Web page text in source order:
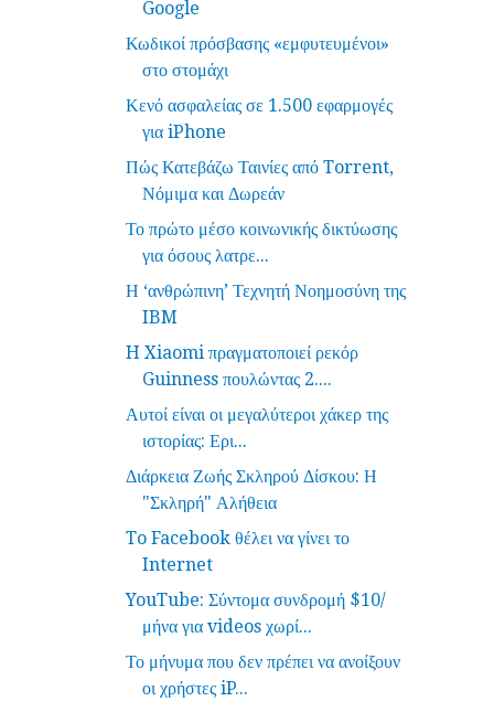
Google
Κωδικοί πρόσβασης «εμφυτευμένοι»
στο στομάχι
Κενό ασφαλείας σε 1.500 εφαρμογές
για iPhone
Πώς Κατεβάζω Ταινίες από Torrent,
Νόμιμα και Δωρεάν
Το πρώτο μέσο κοινωνικής δικτύωσης
για όσους λατρε...
Η ‘ανθρώπινη’ Τεχνητή Νοημοσύνη της
IBM
H Xiaomi πραγματοποιεί ρεκόρ
Guinness πουλώντας 2....
Αυτοί είναι οι μεγαλύτεροι χάκερ της
ιστορίας: Ερι...
Διάρκεια Ζωής Σκληρού Δίσκου: Η
"Σκληρή" Αλήθεια
To Facebook θέλει να γίνει το
Internet
YouTube: Σύντομα συνδρομή $10/
μήνα για videos χωρί...
Το μήνυμα που δεν πρέπει να ανοίξουν
οι χρήστες iP...